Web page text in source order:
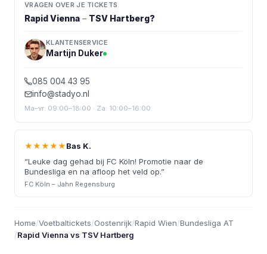
VRAGEN OVER JE TICKETS
Rapid Vienna – TSV Hartberg?
KLANTENSERVICE
Martijn Duker
085 004 43 95
info@stadyo.nl
Ma–vr: 09:00–18:00 · Za: 10:00–16:00
★★★★★Bas K.
“Leuke dag gehad bij FC Köln! Promotie naar de
Bundesliga en na afloop het veld op.”
FC Köln – Jahn Regensburg
Home/Voetbaltickets/Oostenrijk/Rapid Wien/Bundesliga AT
/Rapid Vienna vs TSV Hartberg